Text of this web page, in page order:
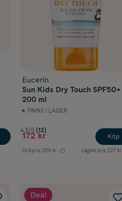
Eucerin
Sun Kids Dry Touch SPF50+
200 ml
FINNS I LAGER
4.5/5 (12)
172 kr
Ord.pris 229 kr Lägsta pris 227 kr
Köp
Deal